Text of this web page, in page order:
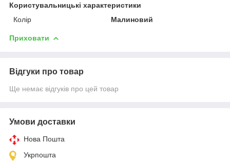
Користувальницькі характеристики
Колір
Малиновий
Приховати
Відгуки про товар
Ще немає відгуків про цей товар
Умови доставки
Нова Пошта
Укрпошта